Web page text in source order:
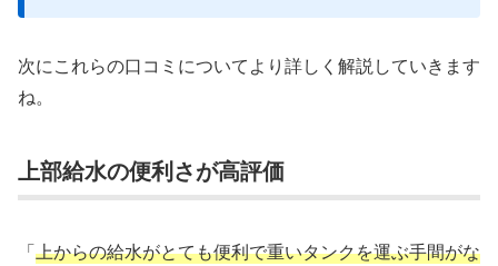
次にこれらの口コミについてより詳しく解説していきます
ね。
上部給水の便利さが高評価
「上からの給水がとても便利で重いタンクを運ぶ手間がな